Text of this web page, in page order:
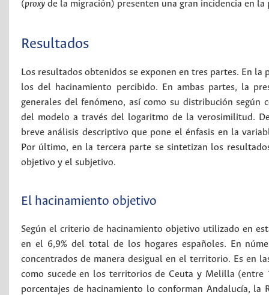
(proxy de la migración) presenten una gran incidencia en
Resultados
Los resultados obtenidos se exponen en tres partes. En
los del hacinamiento percibido. En ambas partes, la
generales del fenómeno, así como su distribución según
del modelo a través del logaritmo de la verosimilitud.
breve análisis descriptivo que pone el énfasis en la
Por último, en la tercera parte se sintetizan los
objetivo y el subjetivo.
El hacinamiento objetivo
Según el criterio de hacinamiento objetivo utilizado en
en el 6,9% del total de los hogares españoles. En
concentrados de manera desigual en el territorio. Es en
como sucede en los territorios de Ceuta y Melilla (entre
porcentajes de hacinamiento lo conforman Andalucía, la